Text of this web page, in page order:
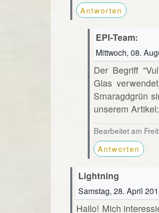
Antworten
EPI-Team:
Mittwoch, 08.
Der Begriff
Glas
Smaragdgrün
unserem Artikel:
Bearbeitet am
Antworten
Lightning
Samstag, 28. April
Hallo! Mich